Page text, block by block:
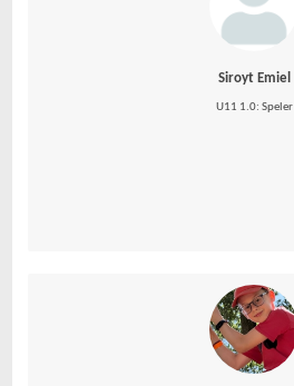
Siroyt Emiel
U11 1.0: Speler